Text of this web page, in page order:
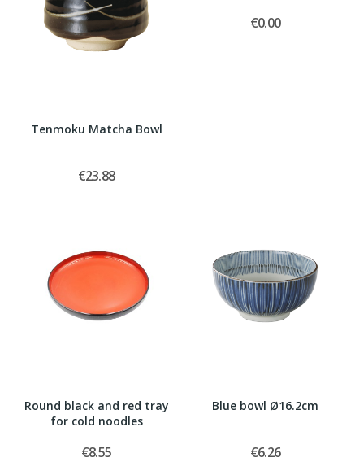
Tenmoku Matcha Bowl
€23.88
€0.00
Round black and red tray
for cold noodles
€8.55
Blue bowl Ø16.2cm
€6.26